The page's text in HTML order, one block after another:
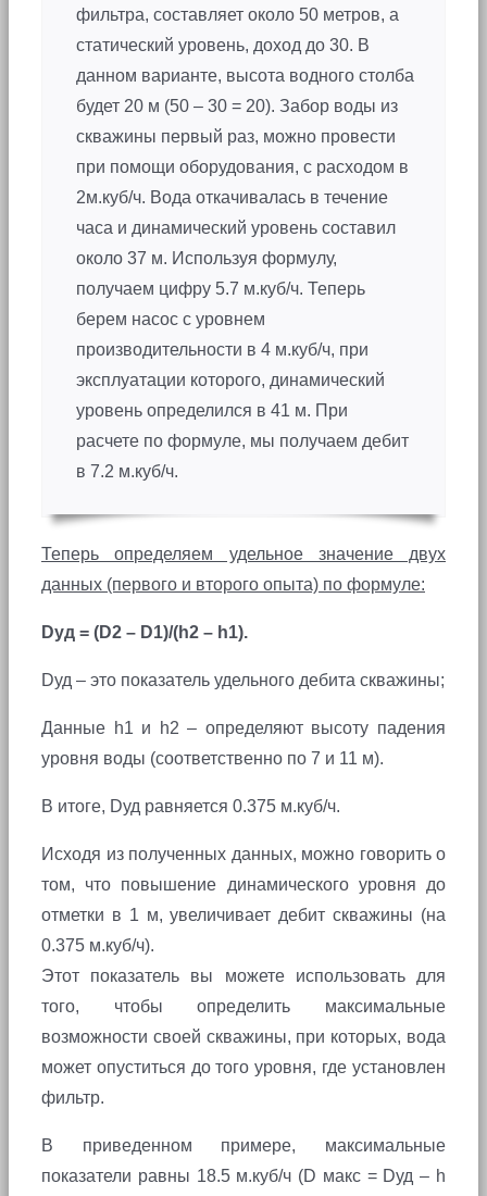
фильтра, составляет около 50 метров, а
статический уровень, доход до 30. В
данном варианте, высота водного столба
будет 20 м (50 – 30 = 20). Забор воды из
скважины первый раз, можно провести
при помощи оборудования, с расходом в
2м.куб/ч. Вода откачивалась в течение
часа и динамический уровень составил
около 37 м. Используя формулу,
получаем цифру 5.7 м.куб/ч. Теперь
берем насос с уровнем
производительности в 4 м.куб/ч, при
эксплуатации которого, динамический
уровень определился в 41 м. При
расчете по формуле, мы получаем дебит
в 7.2 м.куб/ч.
Теперь определяем удельное значение двух
данных (первого и второго опыта) по формуле:
Dуд = (D2 – D1)/(h2 – h1).
Dуд – это показатель удельного дебита скважины;
Данные h1 и h2 – определяют высоту падения
уровня воды (соответственно по 7 и 11 м).
В итоге, Dуд равняется 0.375 м.куб/ч.
Исходя из полученных данных, можно говорить о
том, что повышение динамического уровня до
отметки в 1 м, увеличивает дебит скважины (на
0.375 м.куб/ч).
Этот показатель вы можете использовать для
того, чтобы определить максимальные
возможности своей скважины, при которых, вода
может опуститься до того уровня, где установлен
фильтр.
В приведенном примере, максимальные
показатели равны 18.5 м.куб/ч (D макс = Dуд – h